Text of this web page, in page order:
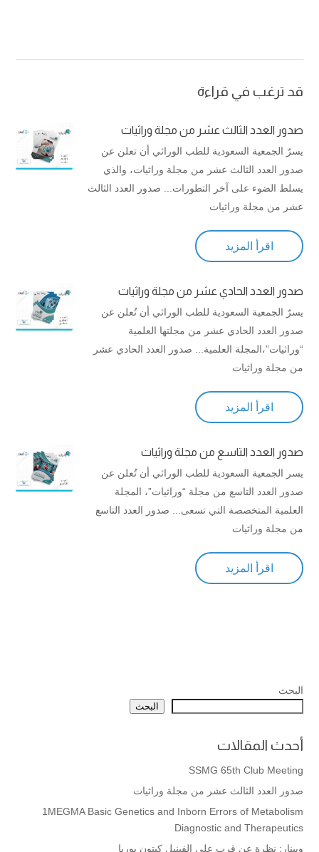
قد ترغب في قراءة
صدور العدد الثالث عشر من مجلة وراثيات
يسرّ الجمعية السعودية للطب الوراثي أن تعلن عن
صدور العدد الثالث عشر من مجلة وراثيات، والذي
يسلط الضوء على آخر التطورات... صدور العدد الثالث
عشر من مجلة وراثيات
اقرأ المزيد
صدور العدد الحادي عشر من مجلة وراثيات
يسرّ الجمعية السعودية للطب الوراثي أن تُعلن عن
صدور العدد الحادي عشر من مجلتها العلمية
“وراثيات”،المجلة العلمية... صدور العدد الحادي عشر
من مجلة وراثيات
اقرأ المزيد
صدور العدد التاسع من مجلة وراثيات
يسر الجمعية السعودية للطب الوراثي أن تُعلن عن
صدور العدد التاسع من مجلة “وراثيات”، المجلة
العلمية المتخصصة التي تسعى... صدور العدد التاسع
من مجلة وراثيات
اقرأ المزيد
البحث
البحث
أحدث المقالات
SSMG 65th Club Meeting
صدور العدد الثالث عشر من مجلة وراثيات
1MEGMA Basic Genetics and Inborn Errors of Metabolism
Diagnostic and Therapeutics
ويبنار: نظرة عن قرب على الفينيل كيتون يوريا